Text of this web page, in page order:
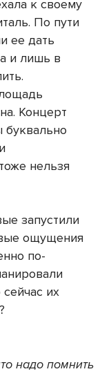
к своему
По пути
ее дать
и лишь в
Концерт
нельзя
запустили
ощущения
по-
их
надо помнить